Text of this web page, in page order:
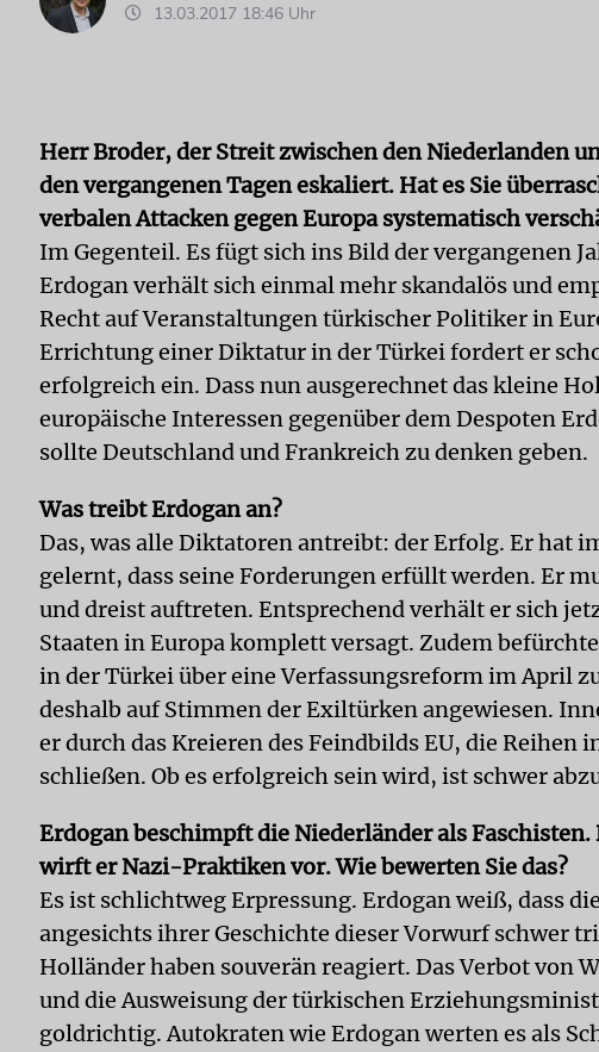
13.03.2017 18:46 Uhr
Herr Broder, der Streit zwischen den Niederlanden
den vergangenen Tagen eskaliert. Hat es Sie
verbalen Attacken gegen Europa systematisch
Im Gegenteil. Es fügt sich ins Bild der vergangenen
Erdogan verhält sich einmal mehr skandalös und
Recht auf Veranstaltungen türkischer Politiker in
Errichtung einer Diktatur in der Türkei fordert er
erfolgreich ein. Dass nun ausgerechnet das kleine
europäische Interessen gegenüber dem Despoten
sollte Deutschland und Frankreich zu denken geben.
Was treibt Erdogan an?
Das, was alle Diktatoren antreibt: der Erfolg. Er hat
gelernt, dass seine Forderungen erfüllt werden. Er
und dreist auftreten. Entsprechend verhält er sich
Staaten in Europa komplett versagt. Zudem
in der Türkei über eine Verfassungsreform im April
deshalb auf Stimmen der Exiltürken angewiesen.
er durch das Kreieren des Feindbilds EU, die Reihen
schließen. Ob es erfolgreich sein wird, ist schwer
Erdogan beschimpft die Niederländer als
wirft er Nazi-Praktiken vor. Wie bewerten Sie das?
Es ist schlichtweg Erpressung. Erdogan weiß, dass
angesichts ihrer Geschichte dieser Vorwurf schwer
Holländer haben souverän reagiert. Das Verbot von
und die Ausweisung der türkischen
goldrichtig. Autokraten wie Erdogan werten es als